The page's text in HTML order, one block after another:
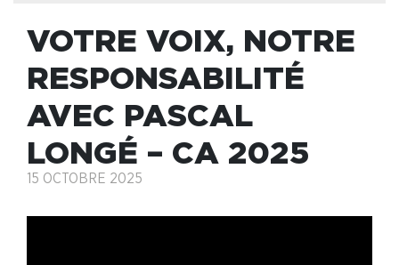
VOTRE VOIX, NOTRE
RESPONSABILITÉ
AVEC PASCAL
LONGÉ – CA 2025
15 OCTOBRE 2025